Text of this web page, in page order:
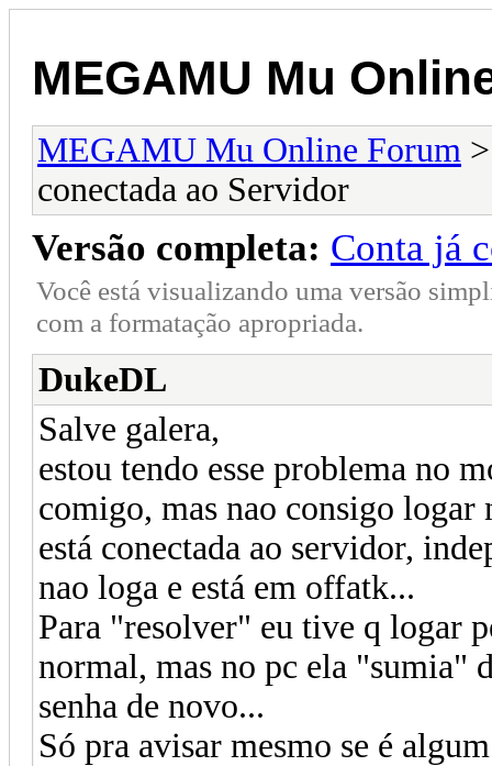
MEGAMU Mu
MEGAMU Mu Online Forum
conectada ao Servidor
Versão completa: Conta já
Você está visualizando uma versão
com a formatação apropriada.
DukeDL
Salve galera,
estou tendo esse problema no
comigo, mas nao consigo logar
está conectada ao servidor,
nao loga e está em offatk...
Para "resolver" eu tive q logar
normal, mas no pc ela "sumia"
senha de novo...
Só pra avisar mesmo se é